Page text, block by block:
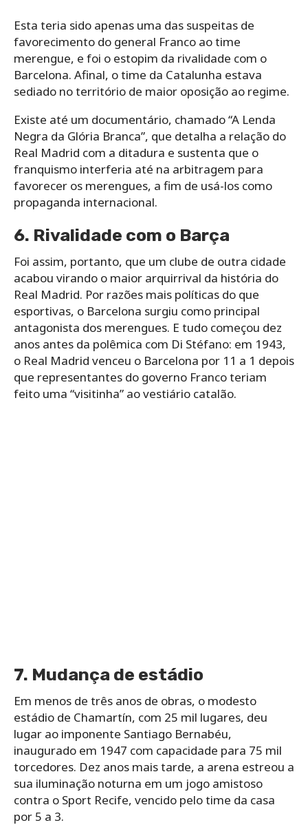
Esta teria sido apenas uma das suspeitas de
favorecimento do general Franco ao time
merengue, e foi o estopim da rivalidade com o
Barcelona. Afinal, o time da Catalunha estava
sediado no território de maior oposição ao regime.
Existe até um documentário, chamado “A Lenda
Negra da Glória Branca”, que detalha a relação do
Real Madrid com a ditadura e sustenta que o
franquismo interferia até na arbitragem para
favorecer os merengues, a fim de usá-los como
propaganda internacional.
6. Rivalidade com o Barça
Foi assim, portanto, que um clube de outra cidade
acabou virando o maior arquirrival da história do
Real Madrid. Por razões mais políticas do que
esportivas, o Barcelona surgiu como principal
antagonista dos merengues. E tudo começou dez
anos antes da polêmica com Di Stéfano: em 1943,
o Real Madrid venceu o Barcelona por 11 a 1 depois
que representantes do governo Franco teriam
feito uma “visitinha” ao vestiário catalão.
7. Mudança de estádio
Em menos de três anos de obras, o modesto
estádio de Chamartín, com 25 mil lugares, deu
lugar ao imponente Santiago Bernabéu,
inaugurado em 1947 com capacidade para 75 mil
torcedores. Dez anos mais tarde, a arena estreou a
sua iluminação noturna em um jogo amistoso
contra o Sport Recife, vencido pelo time da casa
por 5 a 3.